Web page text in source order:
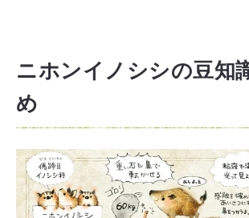
ニホンイノシシの豆
め